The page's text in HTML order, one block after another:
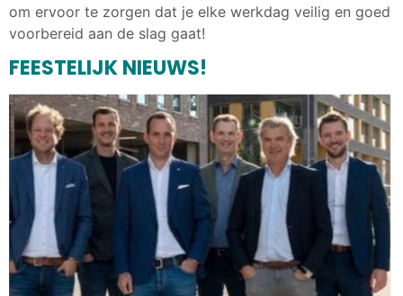
om ervoor te zorgen dat je elke werkdag veilig en goed
voorbereid aan de slag gaat!
FEESTELIJK NIEUWS!